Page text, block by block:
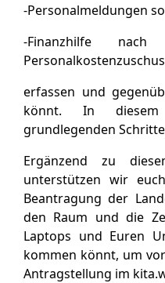
-Personalmeldungen
-Finanzhilfe
erfassen und
könnt. In
grundlegenden
Ergänzend zu
unterstützen wir
Beantragung der
den Raum und die
Laptops und Euren
kommen könnt, um
Antragstellung im